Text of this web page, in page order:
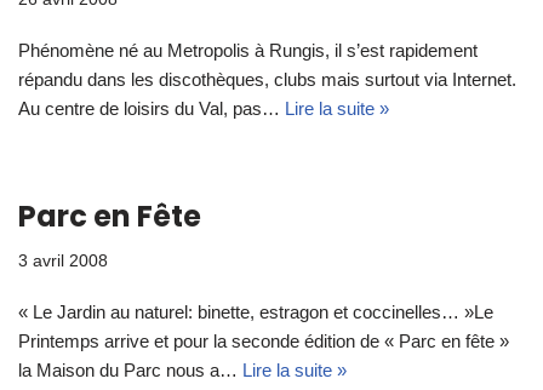
Phénomène né au Metropolis à Rungis, il s’est rapidement
répandu dans les discothèques, clubs mais surtout via Internet.
Au centre de loisirs du Val, pas… Lire la suite »
Parc en Fête
3 avril 2008
« Le Jardin au naturel: binette, estragon et coccinelles… »Le
Printemps arrive et pour la seconde édition de « Parc en fête »
la Maison du Parc nous a… Lire la suite »